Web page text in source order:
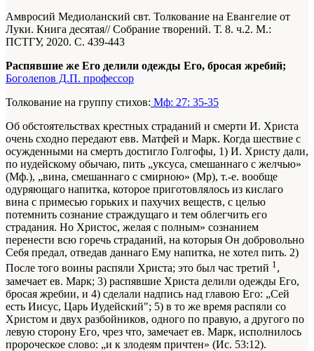
Амвросий Медиоланский свт. Толкование на Евангелие от
Луки. Книга десятая// Собрание творений. Т. 8. ч.2. М.:
ПСТГУ, 2020. С. 439-443
Распявшие же Его делили одежды Его, бросая жребий;
Боголепов Д.П. профессор
Толкование на группу стихов: Мф: 27: 35-35
Об обстоятельствах крестных страданий и смерти И. Христа
очень сходно передают евв. Матфей и Марк. Когда шествие с
осужденными на смерть достигло Голгофы, 1) И. Христу дали,
по иудейскому обычаю, пить „уксуса, смешаннаго с желчью»
(Мф.), „вина, смешаннаго с смирною» (Мр), т.-е. вообще
одуряющаго напитка, которое приготовлялось из кислаго
вина с примесью горьких и пахучих веществ, с целью
потемнить сознание страждущаго и тем облегчить его
страдания. Но Христос, желая с полным» сознанием
перенести всю горечь страданий, на которыя Он добровольно
Себя предал, отведав даннаго Ему напитка, не хотел пить. 2)
После того воины распяли Христа; это был час третий 1,
замечает ев. Марк; 3) распявшие Христа делили одежды Его,
бросая жребии, и 4) сделали надпись над главою Его: „Сей
есть Иисус, Царь Иудейский"; 5) в то же время распяли со
Христом и двух разбойников, одного по правую, а другого по
левую сторону Его, чрез что, замечает ев. Марк, исполнилось
пророческое слово: „и к злодеям причтен» (Ис. 53:12).